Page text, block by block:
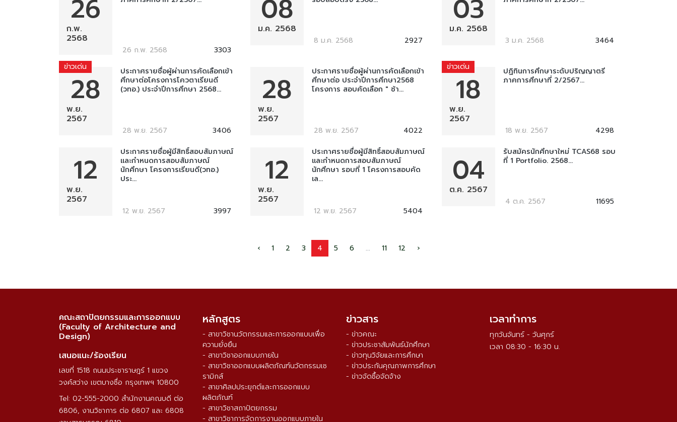
26
ก.พ.
2568
26 ก.พ. 2568 3303
08
ม.ค. 2568
8 ม.ค. 2568 2927
03
ม.ค. 2568
3 ม.ค. 2568 3464
28
พ.ย.
2567
ข่าวเด่น
ประกาศรายชื่อผู้ผ่านการคัดเลือกเข้า
ศึกษาต่อโครงการโควตาเรียนดี
(วทอ.) ประจำปีการศึกษา 2568...
28 พ.ย. 2567 3406
28
พ.ย.
2567
ประกาศรายชื่อผู้ผ่านการคัดเลือกเข้า
ศึกษาต่อ ประจําปีการศึกษา2568
โครงการ สอบคัดเลือก " ช้า...
28 พ.ย. 2567 4022
18
พ.ย.
2567
ข่าวเด่น
ปฏิทินการศึกษาระดับปริญญาตรี
ภาคการศึกษาที่ 2/2567...
18 พ.ย. 2567 4298
12
พ.ย.
2567
ประกาศรายชื่อผู้มีสิทธิ์สอบสัมภาษณ์
และกำหนดการสอบสัมภาษณ์
นักศึกษา โครงการเรียนดี(วทอ.)
ประ...
12 พ.ย. 2567 3997
12
พ.ย.
2567
ประกาศรายชื่อผู้มีสิทธิ์สอบสัมภาษณ์
และกำหนดการสอบสัมภาษณ์
นักศึกษา รอบที่ 1 โครงการสอบคัด
เล...
12 พ.ย. 2567 5404
04
ต.ค. 2567
รับสมัครนักศึกษาใหม่ TCAS68 รอบ
ที่ 1 Portfolio. 2568...
4 ต.ค. 2567 11695
‹ 1 2 3 4 5 6 ... 11 12 ›
คณะสถาปัตยกรรมและการออกแบบ
(Faculty of Architecture and
Design)
เสนอแนะ/ร้องเรียน
เลขที่ 1518 ถนนประชาราษฎร์ 1 แขวง
วงศ์สว่าง เขตบางซื่อ กรุงเทพฯ 10800
Tel: 02-555-2000 สำนักงานคณบดี ต่อ
6806, งานวิชาการ ต่อ 6807 และ 6808
หลักสูตร
- สาขาวิชานวัตกรรมและการออกแบบเพื่อ
ความยั่งยืน
- สาขาวิชาออกแบบภายใน
- สาขาวิชาออกแบบผลิตภัณฑ์นวัตกรรมเซ
รามิกส์
- สาขาศิลปประยุกต์และการออกแบบ
ผลิตภัณฑ์
- สาขาวิชาสถาปัตยกรรม
- สาขาวิชาการจัดการงานออกแบบภายใน
ข่าวสาร
- ข่าวคณะ
- ข่าวประชาสัมพันธ์นักศึกษา
- ข่าวทุนวิจัยและการศึกษา
- ข่าวประกันคุณภาพการศึกษา
- ข่าวจัดซื้อจัดจ้าง
เวลาทำการ
ทุกวันจันทร์ - วันศุกร์
เวลา 08:30 - 16:30 น.